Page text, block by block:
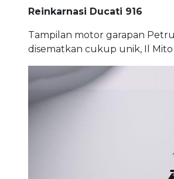
Reinkarnasi Ducati 916
Tampilan motor garapan
disematkan cukup unik, Il Mito